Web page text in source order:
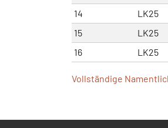
14
LK25
15
LK25
16
LK25
Vollständige